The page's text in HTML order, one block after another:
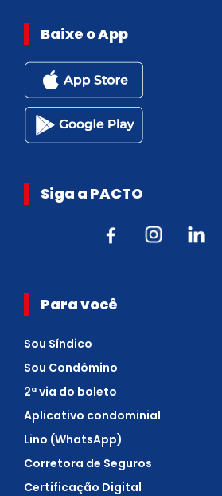
Baixe o App
Siga a PACTO
Para você
Sou Síndico
Sou Condômino
2ª via do boleto
Aplicativo condominial
Lino (WhatsApp)
Corretora de Seguros
Certificação Digital